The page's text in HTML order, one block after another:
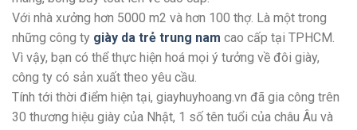
Với nhà xưởng hơn 5000 m2 và hơn 100 thợ. Là một trong
những công ty giày da trẻ trung nam cao cấp tại TPHCM.
Vì vậy, bạn có thể thực hiện hoá mọi ý tưởng về đôi giày,
công ty có sản xuất theo yêu cầu.
Tính tới thời điểm hiện tại, giayhuyhoang.vn đã gia công trên
30 thương hiệu giày của Nhật, 1 số tên tuổi của châu Âu và